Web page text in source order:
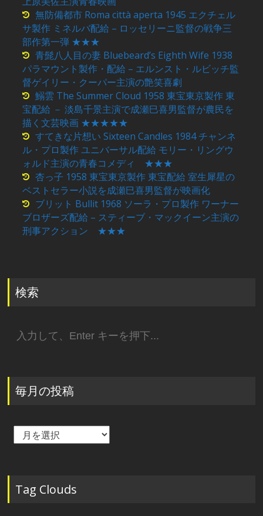
無防備都市 Roma città aperta 1945 エクチェル
サ製作 ミネルバ配給 – ロッセリーニ監督の戦争三
部作第一弾 ★★★
青髭八人目の妻 Bluebeard’s Eighth Wife 1938
パラマウント製作・配給 – エルンスト・ルビッチ監
督ゲイリー・クーパー主演の艶笑喜劇
鰯雲 The Summer Cloud 1958 東宝東京製作 東
宝配給 － 淡島千景主演で成瀬巳喜男監督が農民を
描く文芸映画 ★★★★★
すてきな片想い Sixteen Candles 1984 チャンネ
ル・プロ製作 ユニバーサル配給 モリー・リングウ
ォルド主演の青春コメディ ★★★
杏っ子 1958 東宝東京製作 東宝配給 室生犀星の
ベストセラー小説を成瀬巳喜男監督が映画化
ブリット Bullit 1968 ソーラ・プロ製作 ワーナー
ブロザーズ配給 – スティーブ・マックイーン主演の
刑事アクション ★★★
検索
索:
毎月の投稿
毎
稿
Tag Clouds